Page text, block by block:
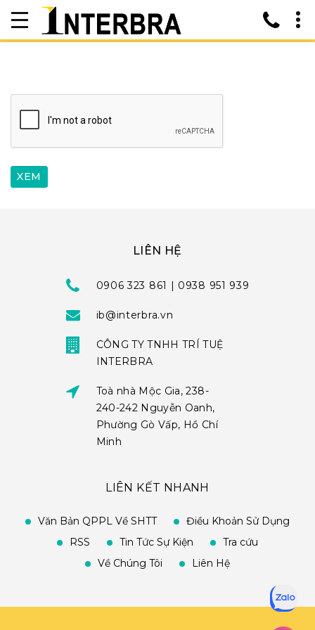
LIÊN HỆ
0906 323 861 | 0938 951 939
ib@interbra.vn
CÔNG TY TNHH TRÍ TUỆ
INTERBRA
Toà nhà Mộc Gia, 238-
240-242 Nguyễn Oanh,
Phường Gò Vấp, Hồ Chí
Minh
LIÊN KẾT NHANH
Văn Bản QPPL Về SHTT
Điều Khoản Sử Dụng
RSS
Tin Tức Sự Kiện
Tra cứu
Về Chúng Tôi
Liên Hệ